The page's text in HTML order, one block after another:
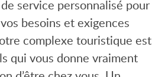
service personnalisé pour
besoins et exigences
complexe touristique est
qui vous donne vraiment